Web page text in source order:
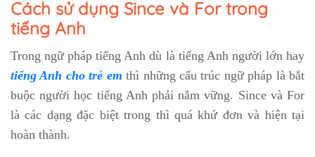
Cách sử dụng Since và For trong
tiếng Anh
Trong ngữ pháp tiếng Anh dù là tiếng Anh người lớn hay
tiếng Anh cho trẻ em thì những cấu trúc ngữ pháp là bắt
buộc người học tiếng Anh phải nắm vững. Since và For
là các dạng đặc biệt trong thì quá khứ đơn và hiện tại
hoàn thành.